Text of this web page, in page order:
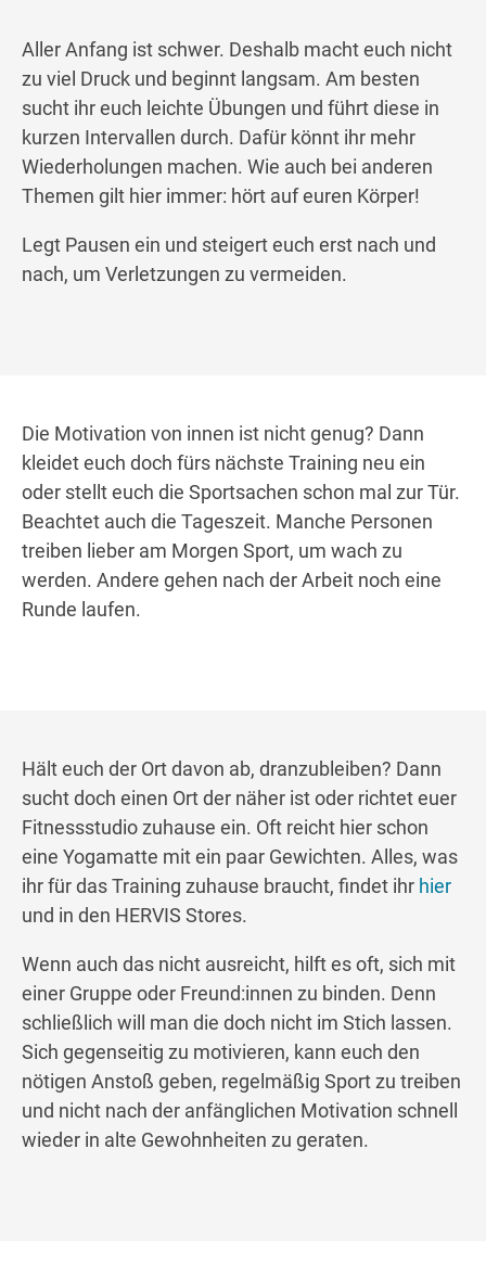
Aller Anfang ist schwer. Deshalb macht euch nicht
zu viel Druck und beginnt langsam. Am besten
sucht ihr euch leichte Übungen und führt diese in
kurzen Intervallen durch. Dafür könnt ihr mehr
Wiederholungen machen. Wie auch bei anderen
Themen gilt hier immer: hört auf euren Körper!
Legt Pausen ein und steigert euch erst nach und
nach, um Verletzungen zu vermeiden.
Die Motivation von innen ist nicht genug? Dann
kleidet euch doch fürs nächste Training neu ein
oder stellt euch die Sportsachen schon mal zur Tür.
Beachtet auch die Tageszeit. Manche Personen
treiben lieber am Morgen Sport, um wach zu
werden. Andere gehen nach der Arbeit noch eine
Runde laufen.
Hält euch der Ort davon ab, dranzubleiben? Dann
sucht doch einen Ort der näher ist oder richtet euer
Fitnessstudio zuhause ein. Oft reicht hier schon
eine Yogamatte mit ein paar Gewichten. Alles, was
ihr für das Training zuhause braucht, findet ihr hier
und in den HERVIS Stores.
Wenn auch das nicht ausreicht, hilft es oft, sich mit
einer Gruppe oder Freund:innen zu binden. Denn
schließlich will man die doch nicht im Stich lassen.
Sich gegenseitig zu motivieren, kann euch den
nötigen Anstoß geben, regelmäßig Sport zu treiben
und nicht nach der anfänglichen Motivation schnell
wieder in alte Gewohnheiten zu geraten.